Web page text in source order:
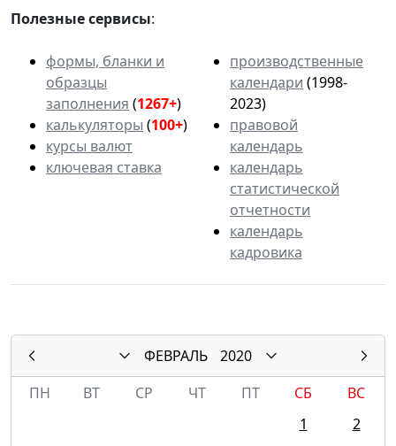
Полезные сервисы:
формы, бланки и
образцы
заполнения (1267+)
калькуляторы (100+)
курсы валют
ключевая ставка
производственные
календари (1998-
2023)
правовой
календарь
календарь
статистической
отчетности
календарь
кадровика
ФЕВРАЛЬ
2020
ПН
ВТ СР ЧТ ПТ СБ
ВС
1
2